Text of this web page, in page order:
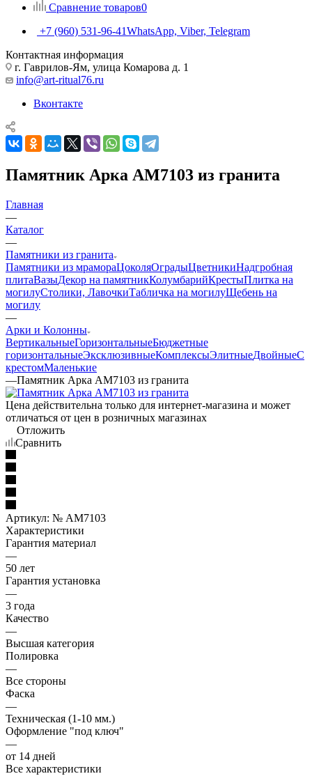
Сравнение товаров0
+7 (960) 531-96-41WhatsApp, Viber, Telegram
Контактная информация
г. Гаврилов-Ям, улица Комарова д. 1
info@art-ritual76.ru
Вконтакте
Памятник Арка AM7103 из гранита
Главная
—
Каталог
—
Памятники из гранита
Памятники из мрамораЦоколяОградыЦветникиНадгробная
плитаВазыДекор на памятникКолумбарийКрестыПлитка на
могилуСтолики, ЛавочкиТабличка на могилуЩебень на
могилу
—
Арки и Колонны
ВертикальныеГоризонтальныеБюджетные
горизонтальныеЭксклюзивныеКомплексыЭлитныеДвойныеС
крестомМаленькие
—Памятник Арка AM7103 из гранита
Цена действительна только для интернет-магазина и может
отличаться от цен в розничных магазинах
Отложить
Сравнить
Артикул: № AM7103
Характеристики
Гарантия материал
—
50 лет
Гарантия установка
—
3 года
Качество
—
Высшая категория
Полировка
—
Все стороны
Фаска
—
Техническая (1-10 мм.)
Оформление "под ключ"
—
от 14 дней
Все характеристики